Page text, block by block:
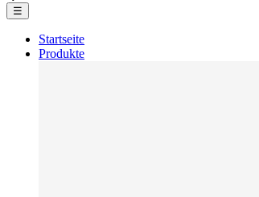
☰
Startseite
Produkte